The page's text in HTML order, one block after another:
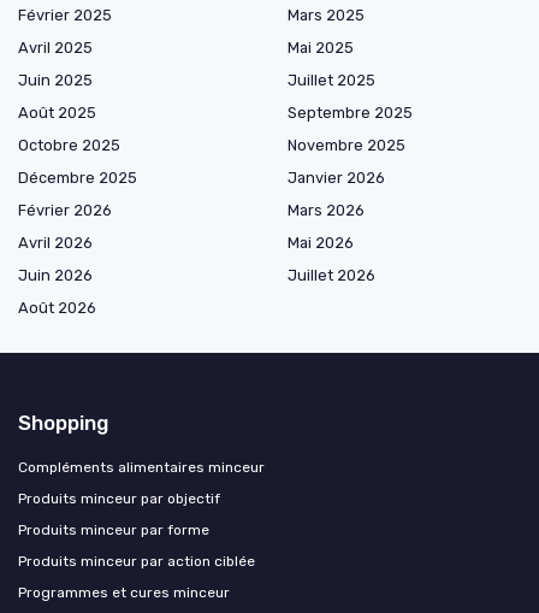
Février 2025
Mars 2025
Avril 2025
Mai 2025
Juin 2025
Juillet 2025
Août 2025
Septembre 2025
Octobre 2025
Novembre 2025
Décembre 2025
Janvier 2026
Février 2026
Mars 2026
Avril 2026
Mai 2026
Juin 2026
Juillet 2026
Août 2026
Shopping
Compléments alimentaires minceur
Produits minceur par objectif
Produits minceur par forme
Produits minceur par action ciblée
Programmes et cures minceur